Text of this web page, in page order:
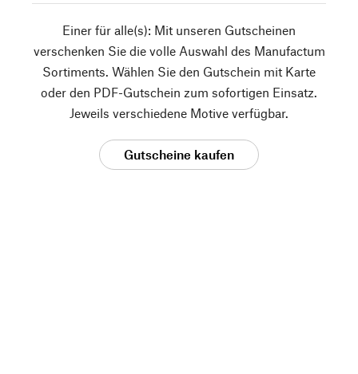
Einer für alle(s): Mit unseren Gutscheinen
verschenken Sie die volle Auswahl des Manufactum
Sortiments. Wählen Sie den Gutschein mit Karte
oder den PDF-Gutschein zum sofortigen Einsatz.
Jeweils verschiedene Motive verfügbar.
Gutscheine kaufen